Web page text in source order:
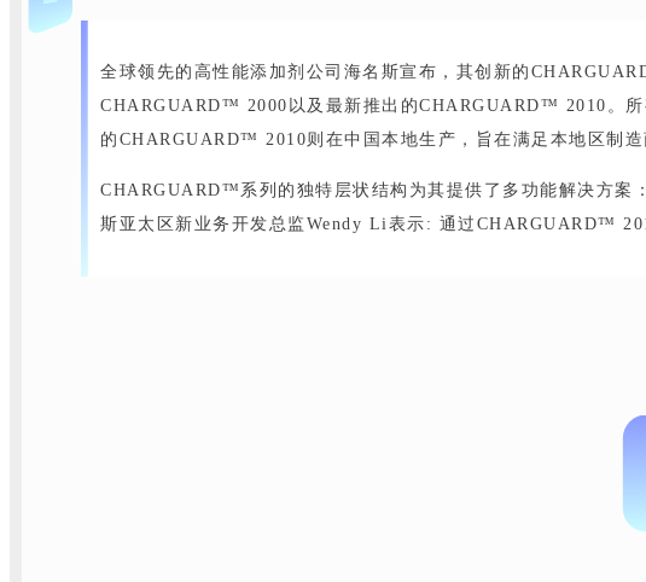
全球领先的高性能添加剂公司海名斯宣布，其创新的
CHARGUARD™ 2000以及最新推出的CHARGUARD™ 2010。所
的CHARGUARD™ 2010则在中国本地生产，旨在满足本地区制造
CHARGUARD™系列的独特层状结构为其提供了多功能解决方案
斯亚太区新业务开发总监Wendy Li表示: 通过CHARGUARD™